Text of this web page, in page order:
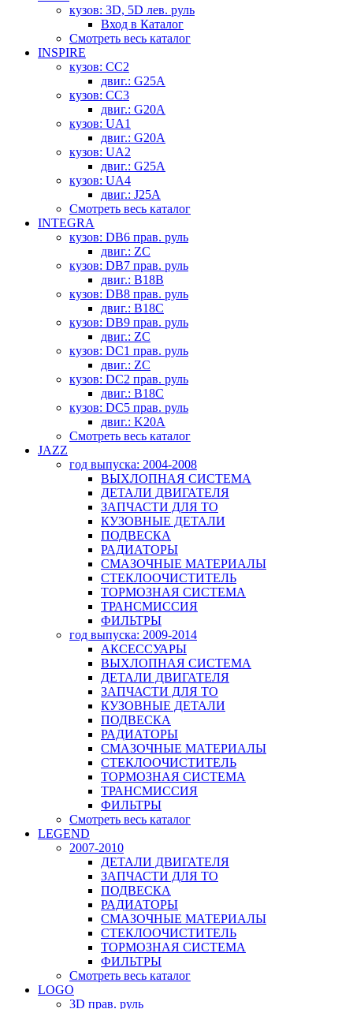
кузов: 3D, 5D лев. руль
Вход в Каталог
Смотреть весь каталог
INSPIRE
кузов: CC2
двиг.: G25A
кузов: CC3
двиг.: G20A
кузов: UA1
двиг.: G20A
кузов: UA2
двиг.: G25A
кузов: UA4
двиг.: J25A
Смотреть весь каталог
INTEGRA
кузов: DB6 прав. руль
двиг.: ZC
кузов: DB7 прав. руль
двиг.: B18B
кузов: DB8 прав. руль
двиг.: B18C
кузов: DB9 прав. руль
двиг.: ZC
кузов: DC1 прав. руль
двиг.: ZC
кузов: DC2 прав. руль
двиг.: B18C
кузов: DC5 прав. руль
двиг.: K20A
Смотреть весь каталог
JAZZ
год выпуска: 2004-2008
ВЫХЛОПНАЯ СИСТЕМА
ДЕТАЛИ ДВИГАТЕЛЯ
ЗАПЧАСТИ ДЛЯ ТО
КУЗОВНЫЕ ДЕТАЛИ
ПОДВЕСКА
РАДИАТОРЫ
СМАЗОЧНЫЕ МАТЕРИАЛЫ
СТЕКЛООЧИСТИТЕЛЬ
ТОРМОЗНАЯ СИСТЕМА
ТРАНСМИССИЯ
ФИЛЬТРЫ
год выпуска: 2009-2014
АКСЕССУАРЫ
ВЫХЛОПНАЯ СИСТЕМА
ДЕТАЛИ ДВИГАТЕЛЯ
ЗАПЧАСТИ ДЛЯ ТО
КУЗОВНЫЕ ДЕТАЛИ
ПОДВЕСКА
РАДИАТОРЫ
СМАЗОЧНЫЕ МАТЕРИАЛЫ
СТЕКЛООЧИСТИТЕЛЬ
ТОРМОЗНАЯ СИСТЕМА
ТРАНСМИССИЯ
ФИЛЬТРЫ
Смотреть весь каталог
LEGEND
2007-2010
ДЕТАЛИ ДВИГАТЕЛЯ
ЗАПЧАСТИ ДЛЯ ТО
ПОДВЕСКА
РАДИАТОРЫ
СМАЗОЧНЫЕ МАТЕРИАЛЫ
СТЕКЛООЧИСТИТЕЛЬ
ТОРМОЗНАЯ СИСТЕМА
ФИЛЬТРЫ
Смотреть весь каталог
LOGO
3D прав. руль